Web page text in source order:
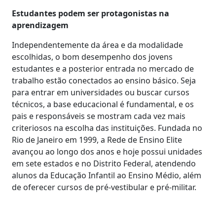
Estudantes podem ser protagonistas na
aprendizagem
Independentemente da área e da modalidade
escolhidas, o bom desempenho dos jovens
estudantes e a posterior entrada no mercado de
trabalho estão conectados ao ensino básico. Seja
para entrar em universidades ou buscar cursos
técnicos, a base educacional é fundamental, e os
pais e responsáveis se mostram cada vez mais
criteriosos na escolha das instituições. Fundada no
Rio de Janeiro em 1999, a Rede de Ensino Elite
avançou ao longo dos anos e hoje possui unidades
em sete estados e no Distrito Federal, atendendo
alunos da Educação Infantil ao Ensino Médio, além
de oferecer cursos de pré-vestibular e pré-militar.